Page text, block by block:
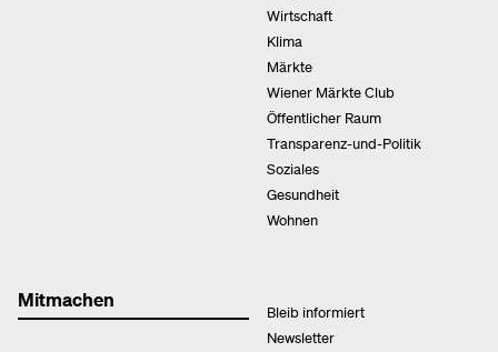
Wirtschaft
Klima
Märkte
Wiener Märkte Club
Öffentlicher Raum
Transparenz-und-Politik
Soziales
Gesundheit
Wohnen
Mitmachen
Bleib informiert
Newsletter